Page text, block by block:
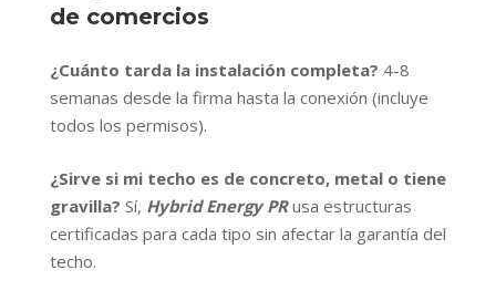
de comercios
¿Cuánto tarda la instalación completa? 4-8
semanas desde la firma hasta la conexión (incluye
todos los permisos).
¿Sirve si mi techo es de concreto, metal o tiene
gravilla? Sí, Hybrid Energy PRusa estructuras
certificadas para cada tipo sin afectar la garantía del
techo.